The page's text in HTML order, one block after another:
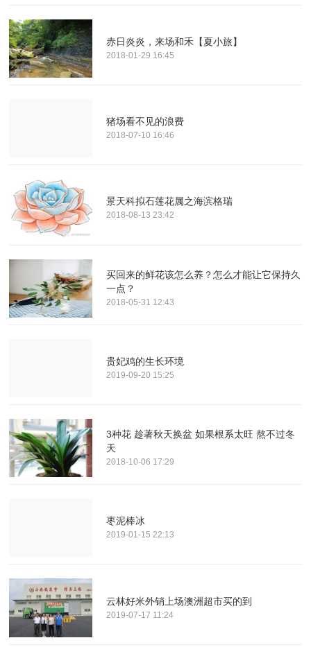
赤日炎炎，来场和禾【夏小旅】
2018-01-29 16:45
猪场看不见的浪费
2018-07-10 16:46
景天科拟石莲花属之海滨格瑞
2018-08-13 23:42
买回来的鲜花该怎么养？怎么才能让它保持久
一点？
2018-05-31 12:43
贵妃鸡的生长环境
2019-09-20 15:25
3种花 趁著秋天换盆 如果根系太旺 熬不过冬
天
2018-10-06 17:29
枣泥棒冰
2019-01-15 22:13
云林好米外销上场澳洲超市买的到
2019-07-17 11:24